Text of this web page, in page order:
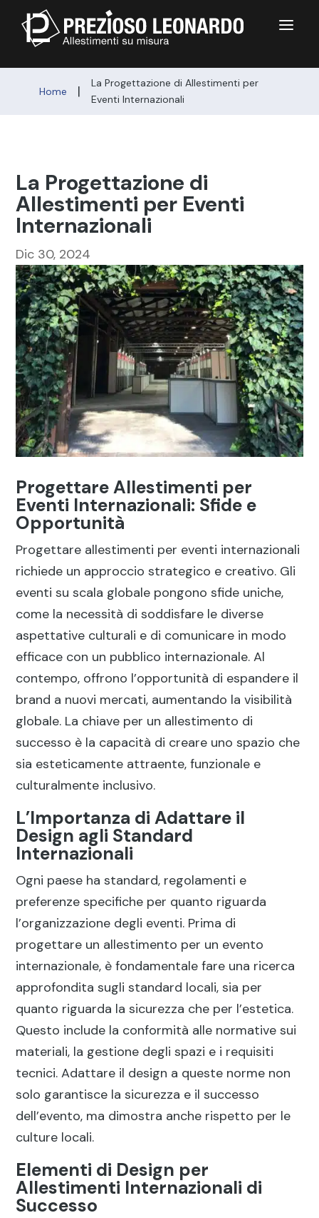
a
Home |
La Progettazione di Allestimenti per
Eventi Internazionali
La Progettazione di
Allestimenti per Eventi
Internazionali
Dic 30, 2024
Progettare Allestimenti per
Eventi Internazionali: Sfide e
Opportunità
Progettare allestimenti per eventi internazionali
richiede un approccio strategico e creativo. Gli
eventi su scala globale pongono sfide uniche,
come la necessità di soddisfare le diverse
aspettative culturali e di comunicare in modo
efficace con un pubblico internazionale. Al
contempo, offrono l’opportunità di espandere il
brand a nuovi mercati, aumentando la visibilità
globale. La chiave per un allestimento di
successo è la capacità di creare uno spazio che
sia esteticamente attraente, funzionale e
culturalmente inclusivo.
L’Importanza di Adattare il
Design agli Standard
Internazionali
Ogni paese ha standard, regolamenti e
preferenze specifiche per quanto riguarda
l’organizzazione degli eventi. Prima di
progettare un allestimento per un evento
internazionale, è fondamentale fare una ricerca
approfondita sugli standard locali, sia per
quanto riguarda la sicurezza che per l’estetica.
Questo include la conformità alle normative sui
materiali, la gestione degli spazi e i requisiti
tecnici. Adattare il design a queste norme non
solo garantisce la sicurezza e il successo
dell’evento, ma dimostra anche rispetto per le
culture locali.
Elementi di Design per
Allestimenti Internazionali di
Successo